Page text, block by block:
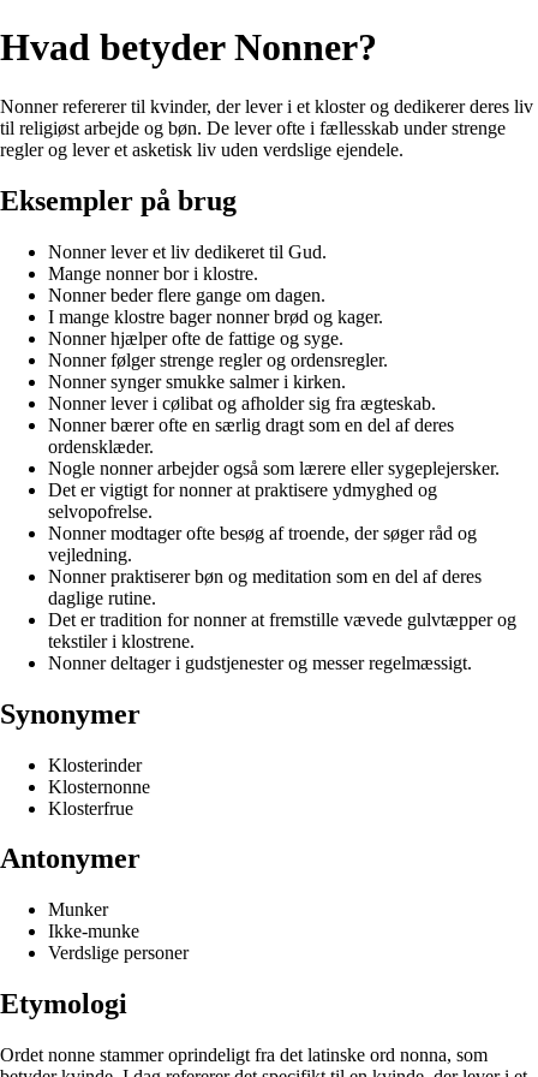
Hvad betyder Nonner?
Nonner refererer til kvinder, der lever i et kloster og dedikerer deres liv
til religiøst arbejde og bøn. De lever ofte i fællesskab under strenge
regler og lever et asketisk liv uden verdslige ejendele.
Eksempler på brug
Nonner lever et liv dedikeret til Gud.
Mange nonner bor i klostre.
Nonner beder flere gange om dagen.
I mange klostre bager nonner brød og kager.
Nonner hjælper ofte de fattige og syge.
Nonner følger strenge regler og ordensregler.
Nonner synger smukke salmer i kirken.
Nonner lever i cølibat og afholder sig fra ægteskab.
Nonner bærer ofte en særlig dragt som en del af deres
ordensklæder.
Nogle nonner arbejder også som lærere eller sygeplejersker.
Det er vigtigt for nonner at praktisere ydmyghed og
selvopofrelse.
Nonner modtager ofte besøg af troende, der søger råd og
vejledning.
Nonner praktiserer bøn og meditation som en del af deres
daglige rutine.
Det er tradition for nonner at fremstille vævede gulvtæpper og
tekstiler i klostrene.
Nonner deltager i gudstjenester og messer regelmæssigt.
Synonymer
Klosterinder
Klosternonne
Klosterfrue
Antonymer
Munker
Ikke-munke
Verdslige personer
Etymologi
Ordet nonne stammer oprindeligt fra det latinske ord nonna, som